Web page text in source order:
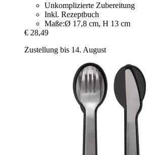
Unkomplizierte Zubereitung
Inkl. Rezeptbuch
Maße:Ø 17,8 cm, H 13 cm
€ 28,49
Zustellung bis 14. August